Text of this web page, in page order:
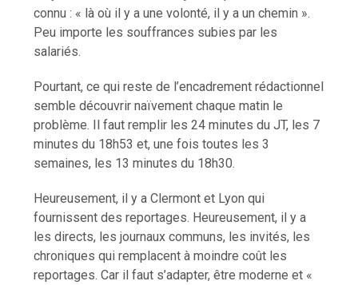
connu : « là où il y a une volonté, il y a un chemin ».
Peu importe les souffrances subies par les
salariés.
Pourtant, ce qui reste de l’encadrement rédactionnel
semble découvrir naïvement chaque matin le
problème. Il faut remplir les 24 minutes du JT, les 7
minutes du 18h53 et, une fois toutes les 3
semaines, les 13 minutes du 18h30.
Heureusement, il y a Clermont et Lyon qui
fournissent des reportages. Heureusement, il y a
les directs, les journaux communs, les invités, les
chroniques qui remplacent à moindre coût les
reportages. Car il faut s’adapter, être moderne et «